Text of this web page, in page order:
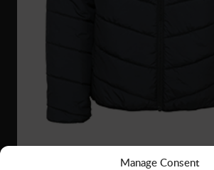
Manage Consent